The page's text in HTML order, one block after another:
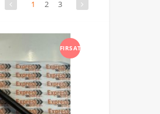
1 2 3
FIRSAT